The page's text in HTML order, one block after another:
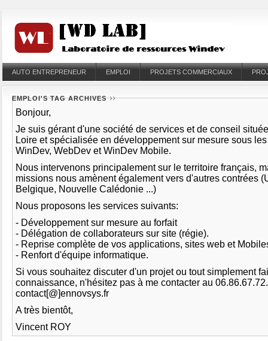
AUTO ENTREPRENEUR EMPLOI PROJETS COMMERCIAUX
EMPLOI'S TAG ARCHIVES
Bonjour,
Je suis gérant d'une société de services et de conseil
Loire et spécialisée en développement sur mesure sous
WinDev, WebDev et WinDev Mobile.
Nous intervenons principalement sur le territoire français,
missions nous amènent également vers d'autres contrées
Belgique, Nouvelle Calédonie ...)
Nous proposons les services suivants:
- Développement sur mesure au forfait
- Délégation de collaborateurs sur site (régie).
- Reprise complète de vos applications, sites web et
- Renfort d'équipe informatique.
Si vous souhaitez discuter d'un projet ou tout simplement
connaissance, n'hésitez pas à me contacter au
contact[@]ennovsys.fr
A très bientôt,
Vincent ROY